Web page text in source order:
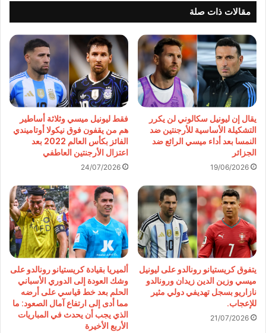
مقالات ذات صلة
يقال إن ليونيل سكالوني لن يكرر
التشكيلة الأساسية للأرجنتين ضد
النمسا بعد أداء ميسي الرائع ضد
الجزائر
19/06/2026
فقط ليونيل ميسي وثلاثة أساطير
هم من يقفون فوق نيكولا أوتاميندي
الفائز بكأس العالم 2022 بعد
اعتزال الأرجنتين العاطفي
24/07/2026
يتفوق كريستيانو رونالدو على ليونيل
ميسي وزين الدين زيدان ورونالدو
نازاريو بسجل تهديفي دولي مثير
للإعجاب.
21/07/2026
ألميريا بقيادة كريستيانو رونالدو على
وشك العودة إلى الدوري الأسباني
الحلم بعد خط قياسي على أرضه
مما أدى إلى ارتفاع آمال الصعود: ما
الذي يجب أن يحدث في المباريات
الأربع الأخيرة